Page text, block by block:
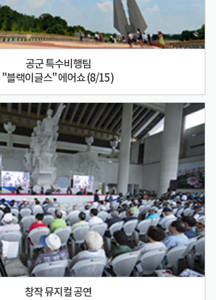
공군 특수비행팀
"블랙이글스" 에어쇼 (8/15)
창작 뮤지컬 공연